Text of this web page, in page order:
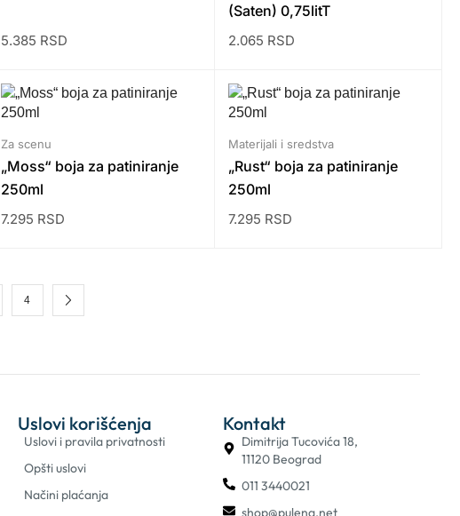
5.385 RSD
(Saten) 0,75litT
2.065 RSD
Za scenu
„Moss“ boja za patiniranje
250ml
7.295 RSD
Materijali i sredstva
„Rust“ boja za patiniranje
250ml
7.295 RSD
4
Uslovi korišćenja
Uslovi i pravila privatnosti
Opšti uslovi
Načini plaćanja
Kontakt
Dimitrija Tucovića 18,
11120 Beograd
011 3440021
shop@pulena.net